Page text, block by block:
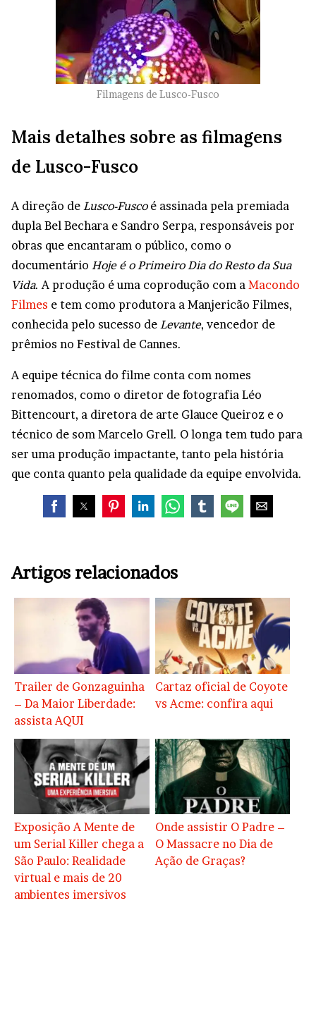
Filmagens de Lusco-Fusco
Mais detalhes sobre as filmagens
de Lusco-Fusco
A direção de Lusco-Fuscoé assinada pela premiada
dupla Bel Bechara e Sandro Serpa, responsáveis por
obras que encantaram o público, como o
documentário Hoje é o Primeiro Dia do Resto da Sua
Vida. A produção é uma coprodução com a Macondo
Filmes e tem como produtora a Manjericão Filmes,
conhecida pelo sucesso de Levante, vencedor de
prêmios no Festival de Cannes.
A equipe técnica do filme conta com nomes
renomados, como o diretor de fotografia Léo
Bittencourt, a diretora de arte Glauce Queiroz e o
técnico de som Marcelo Grell. O longa tem tudo para
ser uma produção impactante, tanto pela história
que conta quanto pela qualidade da equipe envolvida.
Artigos relacionados
Trailer de Gonzaguinha
– Da Maior Liberdade:
assista AQUI
Cartaz oficial de Coyote
vs Acme: confira aqui
Exposição A Mente de
um Serial Killer chega a
São Paulo: Realidade
virtual e mais de 20
ambientes imersivos
Onde assistir O Padre –
O Massacre no Dia de
Ação de Graças?